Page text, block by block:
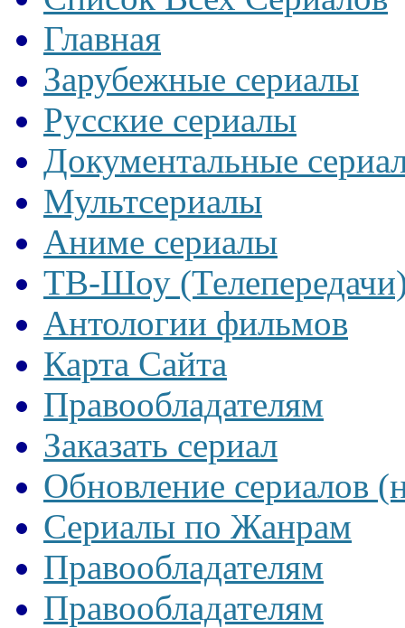
Главная
Зарубежные сериалы
Русские сериалы
Документальные
Мультсериалы
Аниме сериалы
ТВ-Шоу
Антологии фильмов
Карта Сайта
Правообладателям
Заказать сериал
Обновление сериалов
Сериалы по Жанрам
Правообладателям
Правообладателям